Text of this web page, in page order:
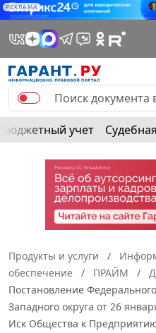
РЕКЛАМА
Бюджетный учет
Продукты и услуги
обеспечение
ПРАЙМ
Постановление
Западного округа от 26
Иск Общества к